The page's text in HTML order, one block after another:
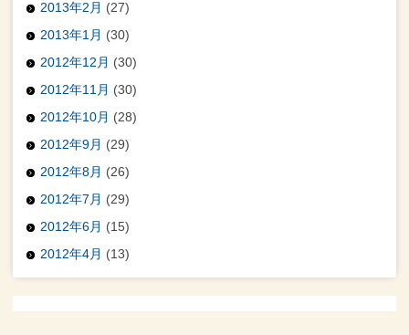
2013年2月 (27)
2013年1月 (30)
2012年12月 (30)
2012年11月 (30)
2012年10月 (28)
2012年9月 (29)
2012年8月 (26)
2012年7月 (29)
2012年6月 (15)
2012年4月 (13)